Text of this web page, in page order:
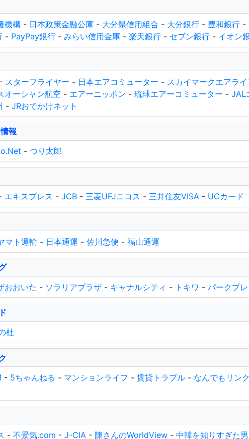
機構 - 日本政策金融公庫 - 大分県信用組合 - 大分銀行 - 豊和銀行 -
- PayPay銀行 - みらい信用金庫 - 楽天銀行 - セブン銀行 - イオン
- スターフライヤー - 日本エアコミューター - スカイマークエアラ
オーシャン航空 - エアーニッポン - 琉球エアーコミューター - JAL
- JRおでかけネット
報
- つり太郎
エキスプレス - JCB - 三菱UFJニコス - 三井住友VISA - UCカード
マト運輸 - 日本通運 - 佐川急便 - 福山通運
おおいた - ソラリアプラザ - キャナルシティ - トキワ - パークプ
杜
- 5ちゃんねる - マンションライフ - 賃貸トラブル - なんでもリン
- 不景気.com - J-CIA - 陳さんのWorldView - 中韓を知りすぎた男